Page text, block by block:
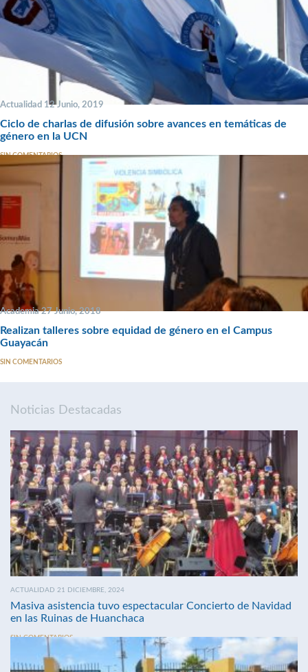
Actualidad 12 Junio, 2019
Ciclo de charlas de difusión sobre avances en temáticas de
género en la UCN
SIN COMENTARIOS
Academia 27 Junio, 2018
Realizan talleres sobre equidad de género en el Campus
Guayacán
SIN COMENTARIOS
Noticias Destacadas
ACTUALIDAD 21 DICIEMBRE, 2024
Masiva asistencia tuvo espectacular Concierto de Navidad
en las Ruinas de Huanchaca
SIN COMENTARIOS